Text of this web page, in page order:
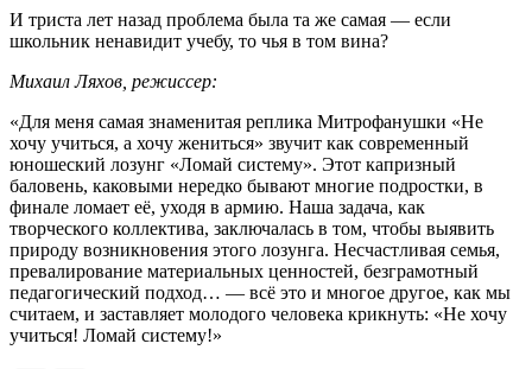
И триста лет назад проблема была та же самая — если
школьник ненавидит учебу, то чья в том вина?
Михаил Ляхов, режиссер:
«Для меня самая знаменитая реплика Митрофанушки «Не
хочу учиться, а хочу жениться» звучит как современный
юношеский лозунг «Ломай систему». Этот капризный
баловень, каковыми нередко бывают многие подростки, в
финале ломает её, уходя в армию. Наша задача, как
творческого коллектива, заключалась в том, чтобы выявить
природу возникновения этого лозунга. Несчастливая семья,
превалирование материальных ценностей, безграмотный
педагогический подход… — всё это и многое другое, как мы
считаем, и заставляет молодого человека крикнуть: «Не хочу
учиться! Ломай систему!»